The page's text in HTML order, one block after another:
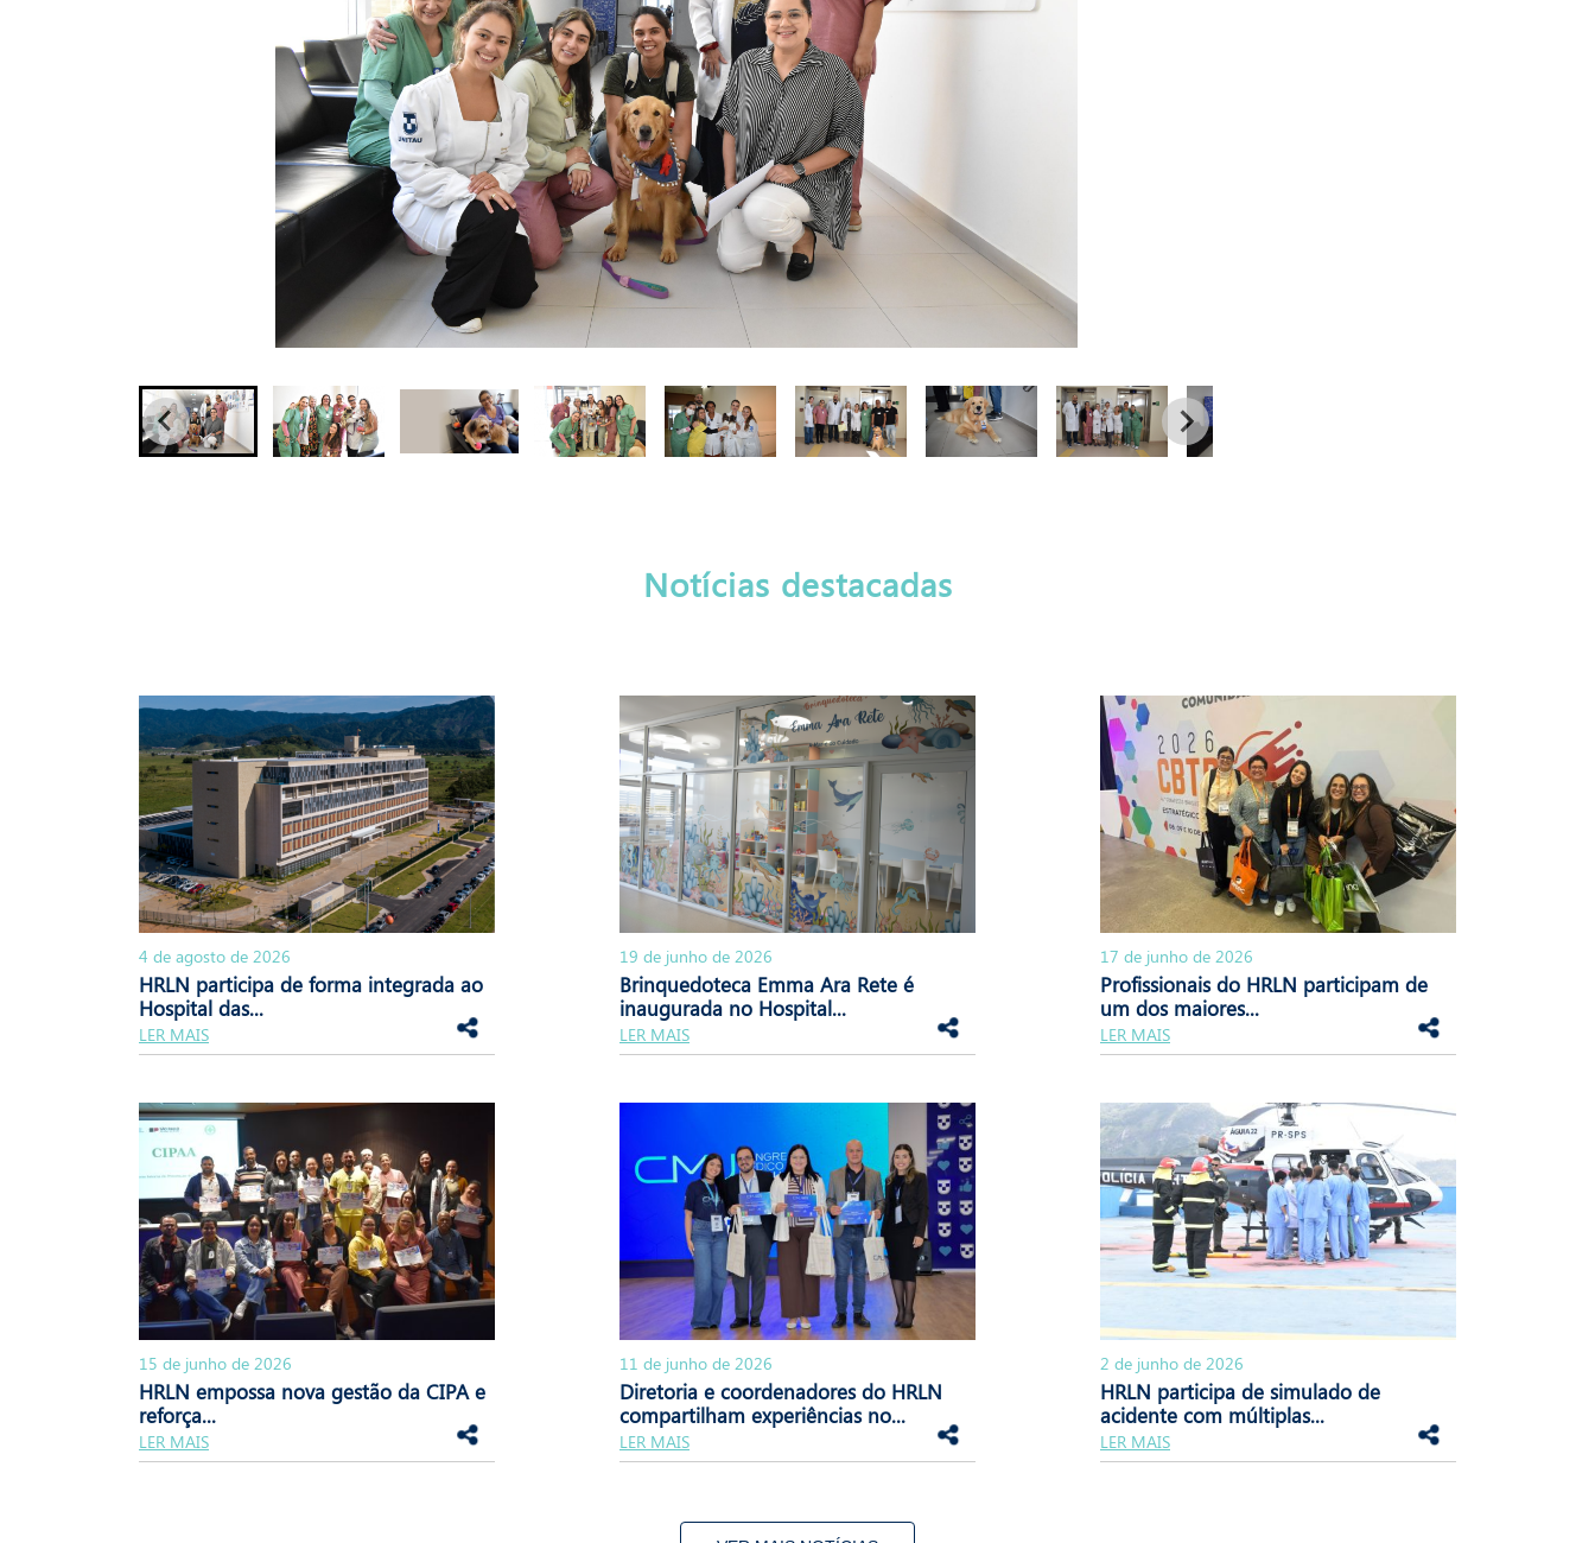
Notícias destacadas
4 de agosto de 2026
HRLN participa de forma integrada ao
Hospital das...
LER MAIS
19 de junho de 2026
Brinquedoteca Emma Ara Rete é
inaugurada no Hospital...
LER MAIS
17 de junho de 2026
Profissionais do HRLN participam de
um dos maiores...
LER MAIS
15 de junho de 2026
HRLN empossa nova gestão da CIPA e
reforça...
LER MAIS
11 de junho de 2026
Diretoria e coordenadores do HRLN
compartilham experiências no...
LER MAIS
2 de junho de 2026
HRLN participa de simulado de
acidente com múltiplas...
LER MAIS